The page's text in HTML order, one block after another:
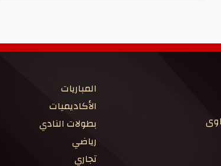
المباريات
الأكاديميات
بطولات النادي
رياضي
تجاري